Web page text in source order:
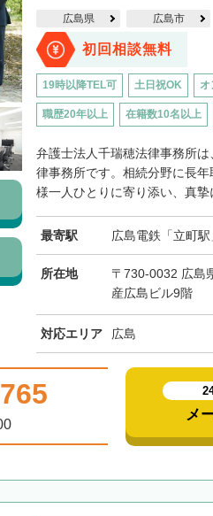
広島県 広島市
初回相談無料
19時以降TEL可 土日祝OK オ
職歴20年以上 在籍数10名以上
弁護士法人千瑞穂法律事務所
律事務所です。相続分野に長
様一人ひとりに寄り添い、真摯
最寄駅 広島電鉄「立町
所在地
〒730-0032 広島
産広島ビル9階
対応エリア 広島
メ